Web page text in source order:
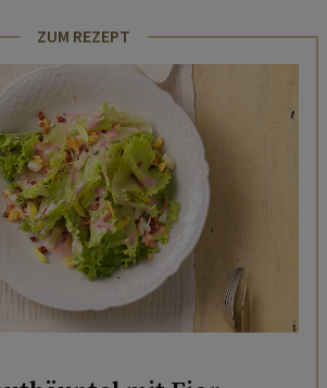
ZUM REZEPT